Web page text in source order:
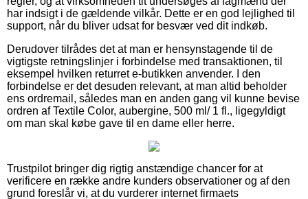
har indsigt i de gældende vilkår. Dette er en god lejlighed til
support, når du bliver udsat for besvær ved dit indkøb.
Derudover tilrådes det at man er hensynstagende til de
vigtigste retningslinjer i forbindelse med transaktionen, til
eksempel hvilken returret e-butikken anvender. I den
forbindelse er det desuden relevant, at man altid beholder
ens ordremail, således man en anden gang vil kunne bevise
ordren af Textile Color, aubergine, 500 ml/ 1 fl., ligegyldigt
om man skal købe gave til en dame eller herre.
Trustpilot bringer dig rigtig anstændige chancer for at
verificere en række andre kunders observationer og af den
grund foreslår vi, at du vurderer internet firmaets